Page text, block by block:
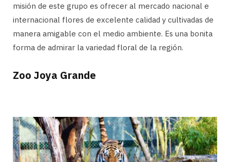
misión de este grupo es ofrecer al mercado nacional e
internacional flores de excelente calidad y cultivadas de
manera amigable con el medio ambiente. Es una bonita
forma de admirar la variedad floral de la región.
Zoo Joya Grande